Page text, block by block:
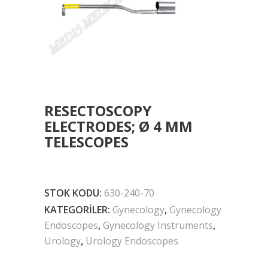
RESECTOSCOPY
ELECTRODES; Ø 4 MM
TELESCOPES
STOK KODU: 630-240-70
KATEGORILER: Gynecology,Gynecology
Endoscopes,Gynecology Instruments,
Urology, Urology Endoscopes